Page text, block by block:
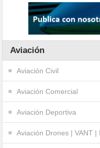
Aviación
Aviación Civil
Aviación Comercial
Aviación Deportiva
Aviación Drones | VANT |